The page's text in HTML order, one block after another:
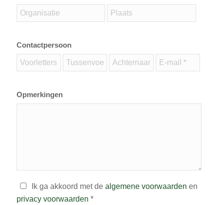
Contactpersoon
Opmerkingen
Ik ga akkoord met de algemene voorwaarden en
privacy voorwaarden *